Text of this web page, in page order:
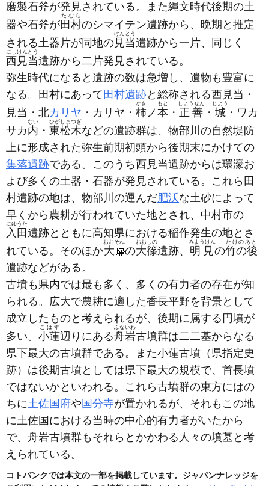
磨製石斧が発見されている。また縄文時代後期の土
器や石斧が田村
たむら
のシマイテン遺跡から、晩期と推定
される土器片が同地の見当
けんとう
遺跡から一片、同じく
西見当
にしけんとう
遺跡から二片発見されている。
弥生時代になると遺跡の数は急増し、遺物も豊富に
なる。田村にあって 田村遺跡と総称される西見当・
見当・北カリヤ ・カリヤ・ 柿
かき
ノ本
もと
・ 正善
しようぜん
・ 城
じよう
・ワカ
サカ内
ない
・ 東松木
ひがしまつぎ
などの遺跡群は、物部川の自然堤防
上に形成された弥生前期初頭から後期末にかけての
集落遺跡である。このうち西見当遺跡からは環濠お
よび多くの土器・石器が発見されている。これら田
村遺跡の地は、物部川の運んだ肥沃な土砂によって
早くから農耕が行われていた地とされ、中村市の
入田
にゆうた
遺跡とともに高知県における稲作発生の地とさ
れている。そのほか大
おおそね
の大篠
おおしの
遺跡、 明見
みようけん
の竹の後
たけのあと
遺跡などがある。
古墳も県内では最も多く、多くの有力者の存在が知
られる。広大で農耕に適した香長平野を背景として
成立したものと考えられるが、後期に属する円墳が
多い。 小蓮
こはす
辺りにある舟岩
ふないわ
古墳群は二二基からなる
県下最大の古墳群である。また小蓮古墳 （県指定史
跡） は後期古墳としては県下最大の規模で、首長墳
ではないかといわれる。これら古墳群の東方にはの
ちに土佐国府や 国分寺が置かれるが、それもこの地
に土佐国における当時の中心的有力者がいたから
で、舟岩古墳群もそれらとかかわる人々の墳墓と考
えられている。
コトバンクでは本文の一部を掲載しています。ジャパンナレッジを